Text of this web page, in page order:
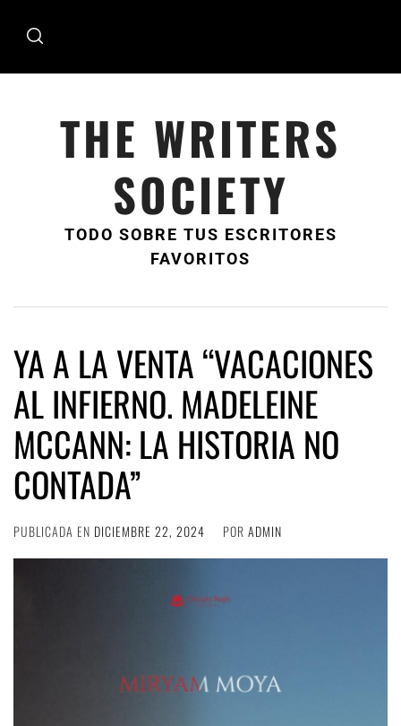
THE WRITERS
SOCIETY
TODO SOBRE TUS ESCRITORES
FAVORITOS
YA A LA VENTA “VACACIONES
AL INFIERNO. MADELEINE
MCCANN: LA HISTORIA NO
CONTADA”
PUBLICADA EN DICIEMBRE 22, 2024 POR ADMIN